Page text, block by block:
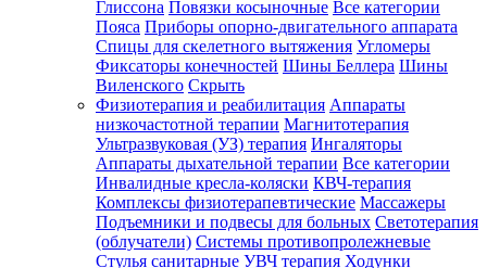
Глиссона Повязки косыночные Все категории
Пояса Приборы опорно-двигательного аппарата
Спицы для скелетного вытяжения Угломеры
Фиксаторы конечностей Шины Беллера Шины
Виленского Скрыть
Физиотерапия и реабилитация Аппараты
низкочастотной терапии Магнитотерапия
Ультразвуковая (УЗ) терапия Ингаляторы
Аппараты дыхательной терапии Все категории
Инвалидные кресла-коляски КВЧ-терапия
Комплексы физиотерапевтические Массажеры
Подъемники и подвесы для больных Светотерапия
(облучатели) Системы противопролежневые
Стулья санитарные УВЧ терапия Ходунки